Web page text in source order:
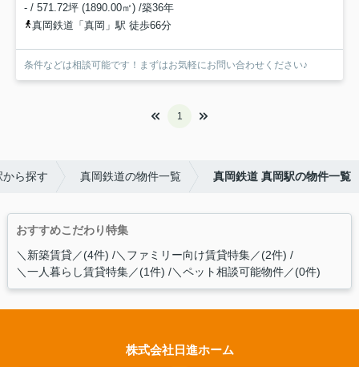
- / 571.72坪 (1890.00㎡) /築36年
真岡鉄道「真岡」駅 徒歩66分
条件などは相談可能です！まずはお気軽にお問い合わせください♪
1
ら探す 真岡鉄道の物件一覧 真岡鉄道 真岡駅の物件一覧
おすすめこだわり特集
＼新築賃貸／(4件) ＼ファミリー向け賃貸特集／(2件)
＼一人暮らし賃貸特集／(1件) ＼ペット相談可能物件／(0件)
株式会社日進ホーム